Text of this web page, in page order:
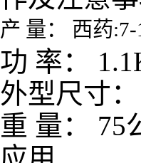
产 量： 西药
功 率：
外型尺寸
重 量： 75